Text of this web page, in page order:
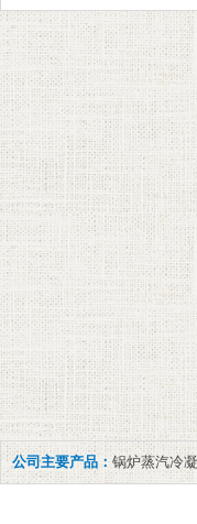
公司主要产品： 锅炉蒸汽冷